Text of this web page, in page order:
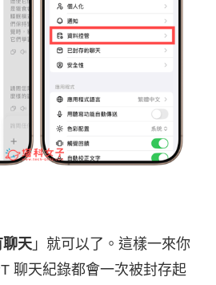
聊天 」就可以了。這樣一來你
聊天紀錄都會一次被封存起